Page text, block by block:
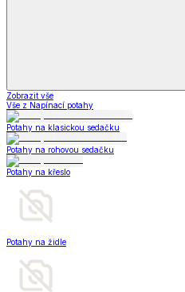
Zobrazit vše
Vše z Napínací potahy
Potahy na klasickou sedačku
Potahy na rohovou sedačku
Potahy na křeslo
Potahy na židle